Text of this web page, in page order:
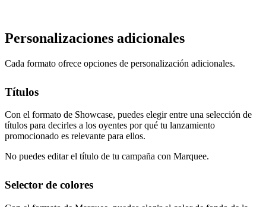
Personalizaciones adicionales
Cada formato ofrece opciones de personalización adicionales.
Títulos
Con el formato de Showcase, puedes elegir entre una selección de
títulos para decirles a los oyentes por qué tu lanzamiento
promocionado es relevante para ellos.
No puedes editar el título de tu campaña con Marquee.
Selector de colores